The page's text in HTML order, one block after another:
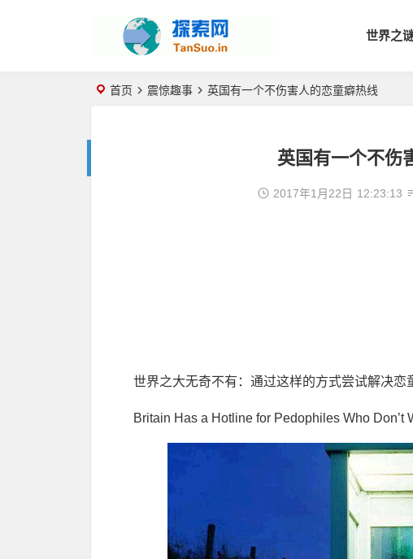
世界之
首页 震惊趣事 英国有一个不伤害人的恋童癖热线
英国有一个不伤
2017年1月22日 12:23:13
世界之大无奇不有：通过这样的方式尝试解决恋
Britain Has a Hotline for Pedophiles Who Don’t